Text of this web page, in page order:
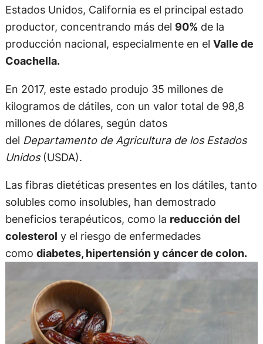
Estados Unidos, California es el principal estado
productor, concentrando más del 90% de la
producción nacional, especialmente en el Valle de
Coachella.
En 2017, este estado produjo 35 millones de
kilogramos de dátiles, con un valor total de 98,8
millones de dólares, según datos
del Departamento de Agricultura de los Estados
Unidos(USDA).
Las fibras dietéticas presentes en los dátiles, tanto
solubles como insolubles, han demostrado
beneficios terapéuticos, como la reducción del
colesterol y el riesgo de enfermedades
como diabetes, hipertensión y cáncer de colon.